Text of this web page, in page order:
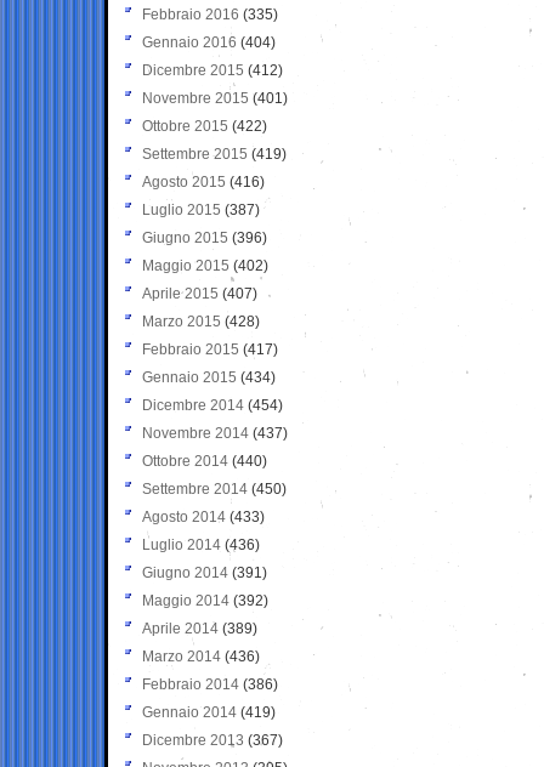
Febbraio 2016 (335)
Gennaio 2016 (404)
Dicembre 2015 (412)
Novembre 2015 (401)
Ottobre 2015 (422)
Settembre 2015 (419)
Agosto 2015 (416)
Luglio 2015 (387)
Giugno 2015 (396)
Maggio 2015 (402)
Aprile 2015 (407)
Marzo 2015 (428)
Febbraio 2015 (417)
Gennaio 2015 (434)
Dicembre 2014 (454)
Novembre 2014 (437)
Ottobre 2014 (440)
Settembre 2014 (450)
Agosto 2014 (433)
Luglio 2014 (436)
Giugno 2014 (391)
Maggio 2014 (392)
Aprile 2014 (389)
Marzo 2014 (436)
Febbraio 2014 (386)
Gennaio 2014 (419)
Dicembre 2013 (367)